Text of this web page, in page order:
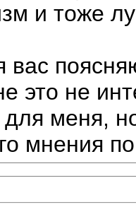
и тоже
это не
меня,
мнения